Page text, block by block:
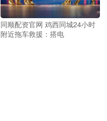
同顺配资官网 鸡西同城24小时
附近拖车救援：搭电